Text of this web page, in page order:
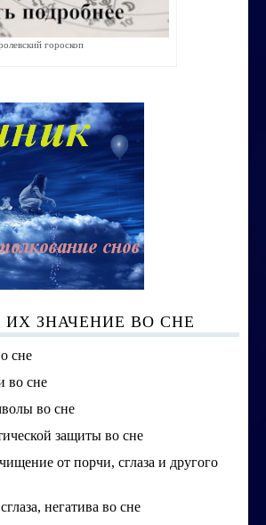
семью
гороскоп
ЗНАЧЕНИЕ ВО СНЕ
сне
во сне
во сне
защиты во сне
от порчи, сглаза и другого
негатива во сне